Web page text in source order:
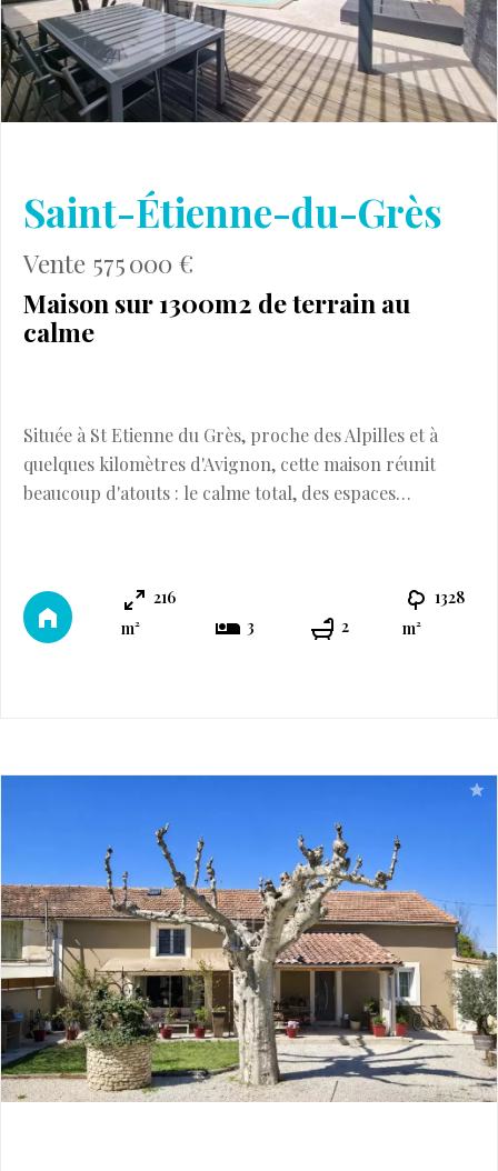
Saint-Étienne-du-Grès
Vente 575 000 €
Maison sur 1300m2 de terrain au
calme
Située à St Etienne du Grès, proche des Alpilles et à
quelques kilomètres d'Avignon, cette maison réunit
beaucoup d'atouts : le calme total, des espaces
récemment modernisée, offre aujourd'hui une
magnifique pièce de vie de 70m2, prolongée par un es
216
m²
3 2
1328
m²